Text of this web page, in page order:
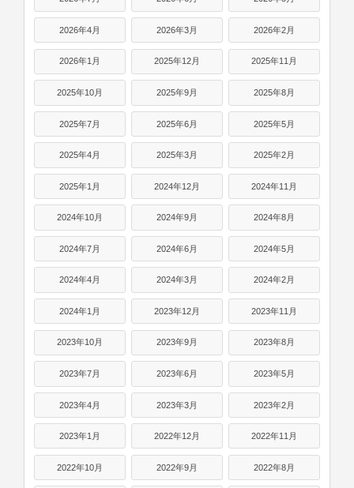
2026年4月 2026年3月 2026年2月
2026年1月 2025年12月 2025年11月
2025年10月 2025年9月 2025年8月
2025年7月 2025年6月 2025年5月
2025年4月 2025年3月 2025年2月
2025年1月 2024年12月 2024年11月
2024年10月 2024年9月 2024年8月
2024年7月 2024年6月 2024年5月
2024年4月 2024年3月 2024年2月
2024年1月 2023年12月 2023年11月
2023年10月 2023年9月 2023年8月
2023年7月 2023年6月 2023年5月
2023年4月 2023年3月 2023年2月
2023年1月 2022年12月 2022年11月
2022年10月 2022年9月 2022年8月